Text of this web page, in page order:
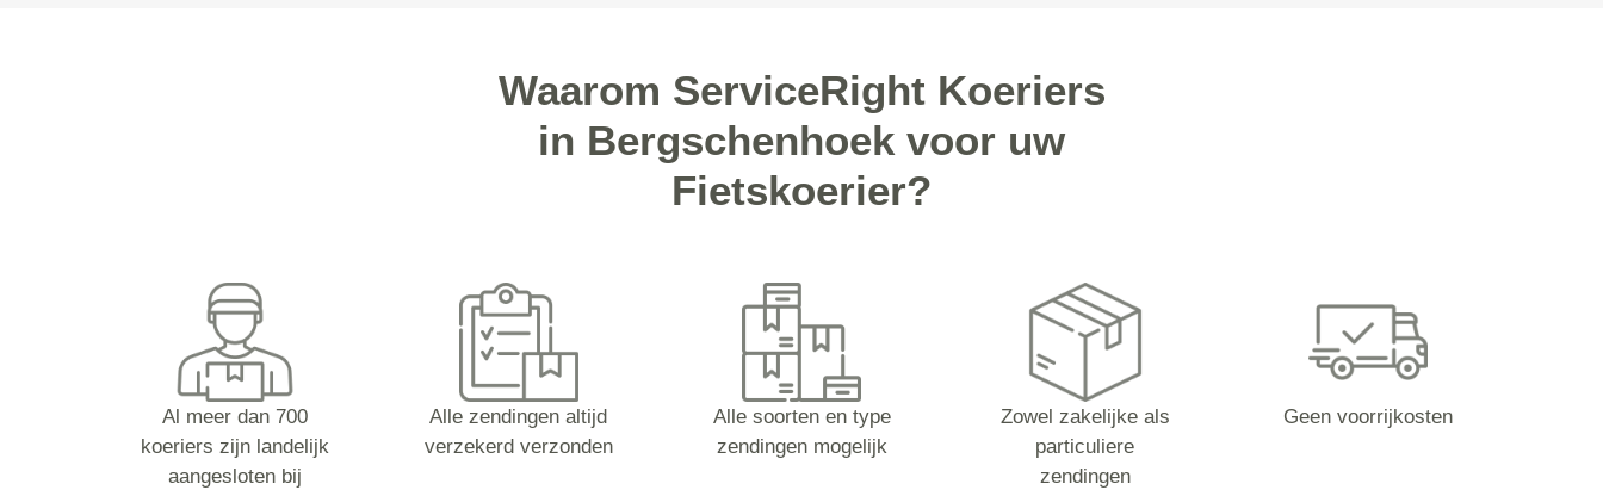
Waarom ServiceRight Koeriers
in Bergschenhoek voor uw
Fietskoerier?
Al meer dan 700
koeriers zijn landelijk
aangesloten bij
Alle zendingen altijd
verzekerd verzonden
Alle soorten en type
zendingen mogelijk
Zowel zakelijke als
particuliere
zendingen
Geen voorrijkosten